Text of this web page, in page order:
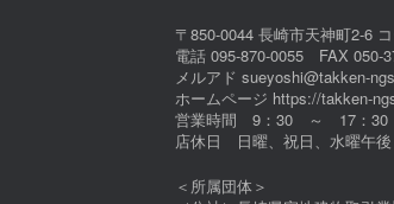
〒850-0044 長崎市天神町2-6
電話 095-870-0055 FAX 050-
メルアド sueyoshi@takken-
ホームページ https://takken-
営業時間 9：30 ～ 17：30
店休日 日曜、祝日、水曜午後
＜所属団体＞